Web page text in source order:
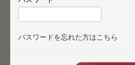
パスワードを忘れた方はこちら